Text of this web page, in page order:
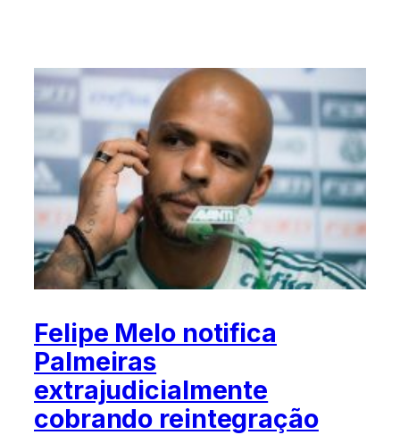
Felipe Melo notifica
Palmeiras
extrajudicialmente
cobrando reintegração